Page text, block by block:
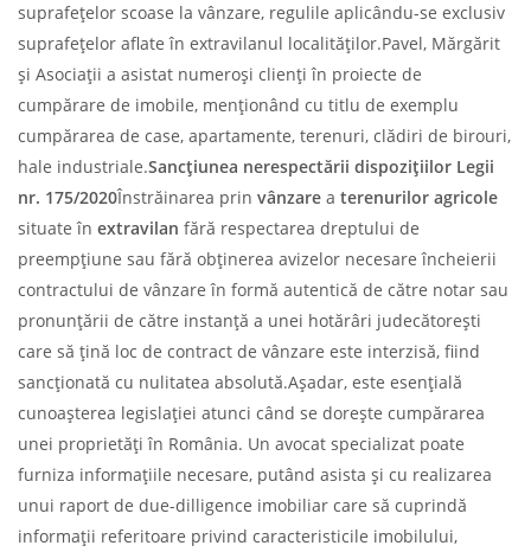
suprafețelor scoase la vânzare, regulile aplicându-se exclusiv
suprafețelor aflate în extravilanul localităților.Pavel, Mărgărit
și Asociații a asistat numeroși clienți în proiecte de
cumpărare de imobile, menționând cu titlu de exemplu
cumpărarea de case, apartamente, terenuri, clădiri de birouri,
hale industriale.Sancțiunea nerespectării dispozițiilor Legii
nr. 175/2020Înstrăinarea prin vânzare a terenurilor agricole
situate în extravilan fără respectarea dreptului de
preempțiune sau fără obținerea avizelor necesare încheierii
contractului de vânzare în formă autentică de către notar sau
pronunțării de către instanță a unei hotărâri judecătorești
care să țină loc de contract de vânzare este interzisă, fiind
sancționată cu nulitatea absolută.Așadar, este esențială
cunoașterea legislației atunci când se dorește cumpărarea
unei proprietăți în România. Un avocat specializat poate
furniza informațiile necesare, putând asista și cu realizarea
unui raport de due-dilligence imobiliar care să cuprindă
informații referitoare privind caracteristicile imobilului,